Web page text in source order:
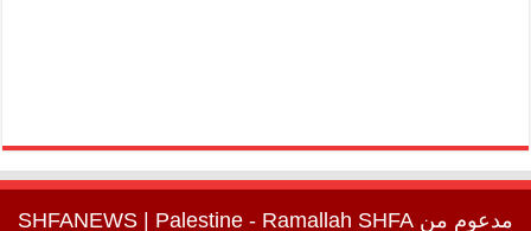
مدعوم من SHFANEWS | Palestine - Ramallah SHFA